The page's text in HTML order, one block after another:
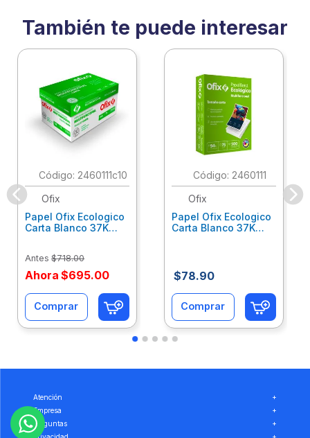
También te puede interesar
: 2460111c10
Ofix
Papel Ofix Ecologico
Carta Blanco 37K
Antes $718.00
Ahora $695.00
Comprar
: 2460111
Ofix
Papel Ofix Ecologico
Carta Blanco 37K
$78.90
Comprar
Atención
+
Empresa
+
Preguntas
+